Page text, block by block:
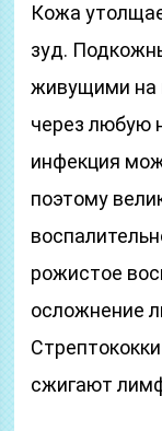
Кожа
зуд.
живущими на
через любую
инфекция
поэтому
рожистое
осложнение
сжигают